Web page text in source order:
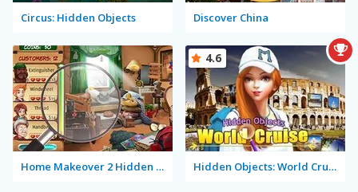
Circus: Hidden Objects Discover China
Home Makeover 2 Hidden Object Hidden Objects: World Cruise
4.6